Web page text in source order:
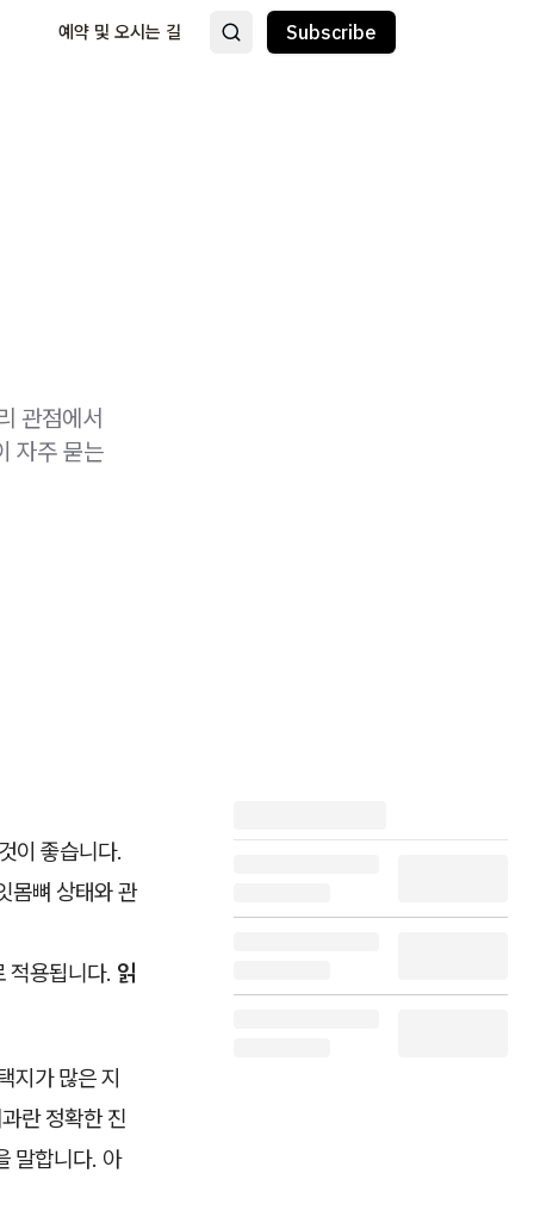
예약 및 오시는 길 Subscribe
관점에서
자주 묻는
이 좋습니다.
몸뼈 상태와 관
적용됩니다. 읽
지가 많은 지
란 정확한 진
말합니다. 아